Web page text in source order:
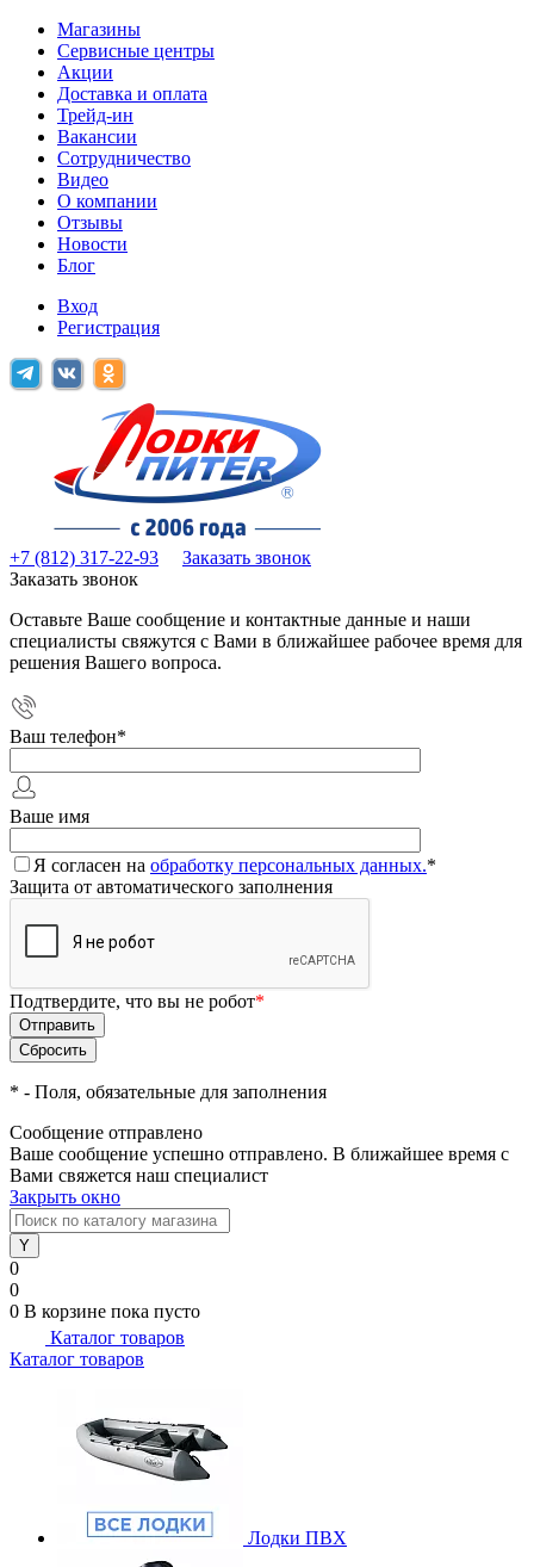
Магазины
Сервисные центры
Акции
Доставка и оплата
Трейд-ин
Вакансии
Сотрудничество
Видео
О компании
Отзывы
Новости
Блог
Вход
Регистрация
+7 (812) 317-22-93
Заказать звонок
Заказать звонок
Оставьте Ваше сообщение и контактные данные и наши
специалисты свяжутся с Вами в ближайшее рабочее время для
решения Вашего вопроса.
Ваш телефон*
Ваше имя
Я согласен на обработку персональных данных.*
Защита от автоматического заполнения
Подтвердите, что вы не робот*
* - Поля, обязательные для заполнения
Сообщение отправлено
Ваше сообщение успешно отправлено. В ближайшее время с
Вами свяжется наш специалист
Закрыть окно
0
0
0 В корзине пока пусто
Каталог товаров
Каталог товаров
Лодки ПВХ